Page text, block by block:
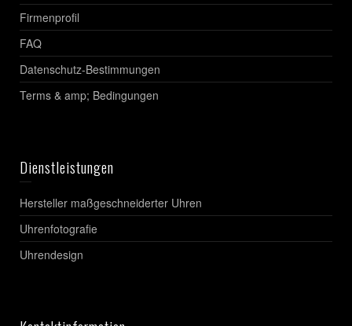
Firmenprofil
FAQ
Datenschutz-Bestimmungen
Terms & amp; Bedingungen
Dienstleistungen
Hersteller maßgeschneiderter Uhren
Uhrenfotografie
Uhrendesign